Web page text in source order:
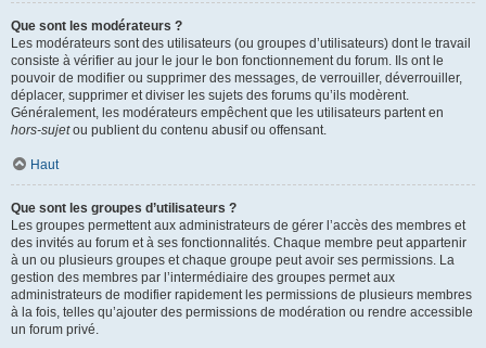
Que sont les modérateurs ?
Les modérateurs sont des utilisateurs (ou groupes d’utilisateurs) dont le travail
consiste à vérifier au jour le jour le bon fonctionnement du forum. Ils ont le
pouvoir de modifier ou supprimer des messages, de verrouiller, déverrouiller,
déplacer, supprimer et diviser les sujets des forums qu’ils modèrent.
Généralement, les modérateurs empêchent que les utilisateurs partent en
hors-sujetou publient du contenu abusif ou offensant.
Haut
Que sont les groupes d’utilisateurs ?
Les groupes permettent aux administrateurs de gérer l’accès des membres et
des invités au forum et à ses fonctionnalités. Chaque membre peut appartenir
à un ou plusieurs groupes et chaque groupe peut avoir ses permissions. La
gestion des membres par l’intermédiaire des groupes permet aux
administrateurs de modifier rapidement les permissions de plusieurs membres
à la fois, telles qu’ajouter des permissions de modération ou rendre accessible
un forum privé.